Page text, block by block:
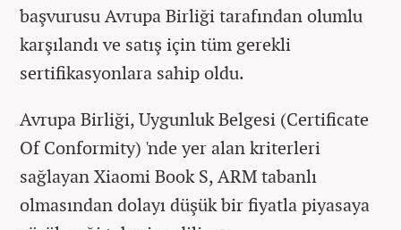
başvurusu Avrupa Birliği tarafından olumlu
karşılandı ve satış için tüm gerekli
sertifikasyonlara sahip oldu.
Avrupa Birliği,Uygunluk Belgesi (Certificate
Of Conformity) 'nde yer alan kriterleri
sağlayan Xiaomi Book S, ARM tabanlı
olmasından dolayı düşük bir fiyatla piyasaya